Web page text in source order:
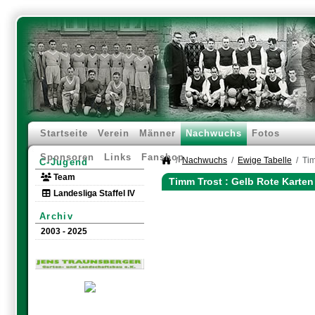
Startseite Verein Männer Nachwuchs Fotos
Sponsoren Links Fanshop
C-Jugend
Team
Landesliga Staffel IV
Archiv
2003 - 2025
Nachwuchs Ewige Tabelle
Timm Trost : Gelb Rote